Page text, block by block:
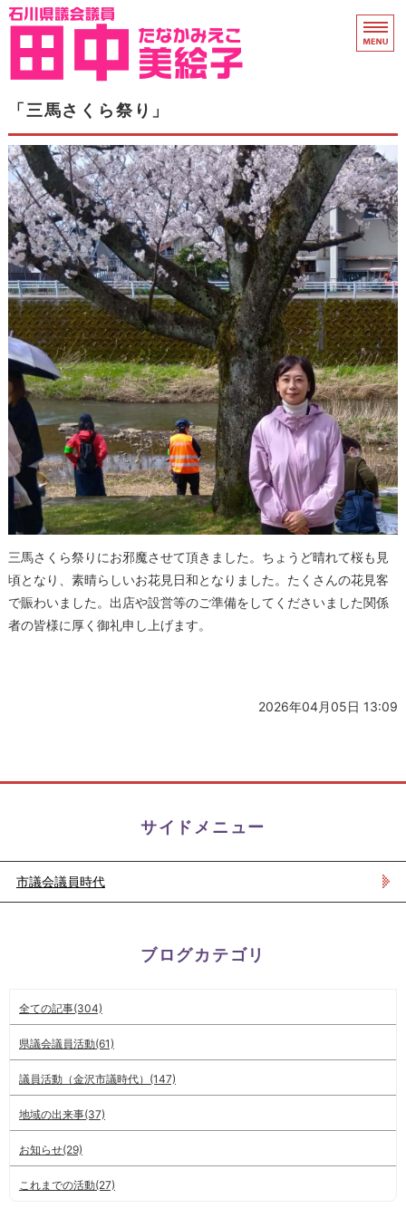
石川県議会議員 田中
ホーム
県議会活動
プロフィール
衆院議員時代
支援のお願い
「三馬さくら祭り」
三馬さくら祭りにお邪魔させて頂きました。ちょうど晴れて桜も見
頃となり、素晴らしいお花見日和となりました。たくさんの花見客
で賑わいました。出店や設営等のご準備をしてくださいました関係
者の皆様に厚く御礼申し上げます。
2026年04月05日 13:09
サイドメニュー
市議会議員時代
ブログカテゴリ
全ての記事(304)
県議会議員活動(61)
議員活動（金沢市議時代）(147)
地域の出来事(37)
お知らせ(29)
これまでの活動(27)